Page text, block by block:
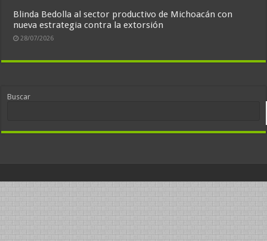
Blinda Bedolla al sector productivo de Michoacán con
nueva estrategia contra la extorsión
28/07/2026
Buscar